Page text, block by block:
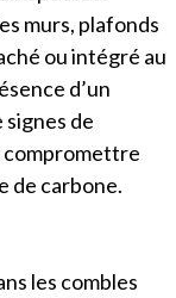
murs, plafonds
ou intégré au
d’un
signes de
compromettre
de carbone.
les combles